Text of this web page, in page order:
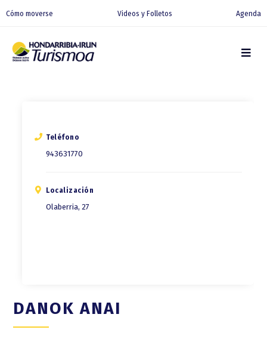
Cómo moverse Videos y Folletos Agenda
Teléfono
943631770
Localización
Olaberria, 27
DANOK ANAI